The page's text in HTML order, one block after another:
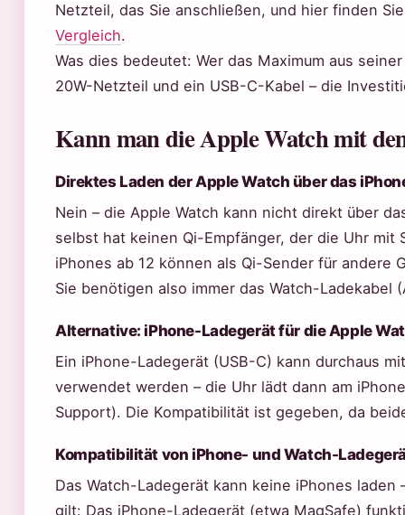
Netzteil, das Sie anschließen, und hier finden
Vergleich.
Was dies bedeutet: Wer das Maximum aus
20W-Netzteil und ein USB-C-Kabel – die
Kann man die Apple Watch mit
Direktes Laden der Apple Watch über das
Nein – die Apple Watch kann nicht direkt über
selbst hat keinen Qi-Empfänger, der die Uhr mit
iPhones ab 12 können als Qi-Sender für andere
Sie benötigen also immer das Watch-Ladekabel
Alternative: iPhone-Ladegerät für die Apple
Ein iPhone-Ladegerät (USB-C) kann durchaus
verwendet werden – die Uhr lädt dann am
Support). Die Kompatibilität ist gegeben, da
Kompatibilität von iPhone- und Watch-
Das Watch-Ladegerät kann keine iPhones
gilt: Das iPhone-Ladegerät (etwa MagSafe)